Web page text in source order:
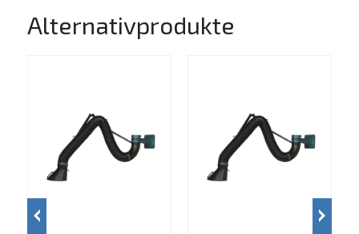
Alternativprodukte